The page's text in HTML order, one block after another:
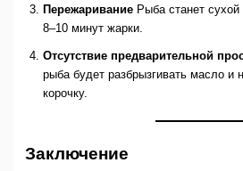
ПережариваниеРыба станет сухой
8–10 минут жарки.
Отсутствие предварительной
рыба будет разбрызгивать масло и
корочку.
Заключение